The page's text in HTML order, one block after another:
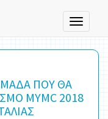
Toggle
ΠΟΥ ΘΑ
MYMC 2018